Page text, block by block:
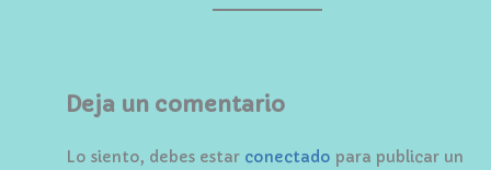
Deja un comentario
Lo siento, debes estar conectado para publicar un